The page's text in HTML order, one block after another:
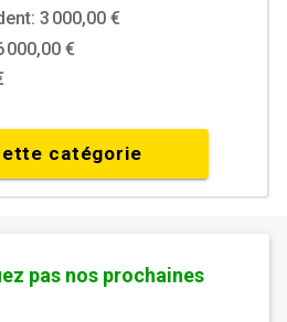
3 000,00 €
000,00 €
catégorie
pas nos prochaines